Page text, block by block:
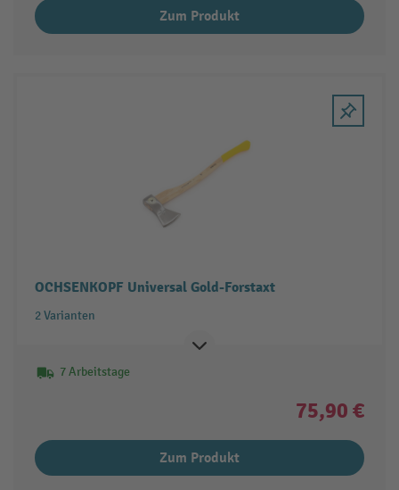
Zum Produkt
OCHSENKOPF Universal Gold-Forstaxt
2 Varianten
7 Arbeitstage
75,90 €
Zum Produkt